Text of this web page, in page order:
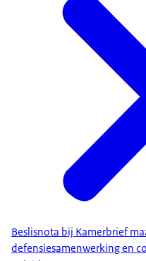
Beslisnota bij Kamerbrief
defensiesamenwerking en